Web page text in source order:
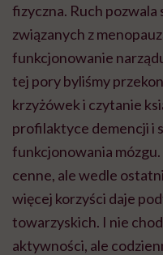
fizyczna. Ruch pozwala
związanych z
funkcjonowanie
tej pory byliśmy
krzyżówek i czytanie
profilaktyce demencji i
funkcjonowania
cenne, ale wedle
więcej korzyści daje
towarzyskich. I nie
aktywności, ale